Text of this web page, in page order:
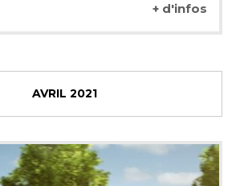
+ d'infos
AVRIL 2021